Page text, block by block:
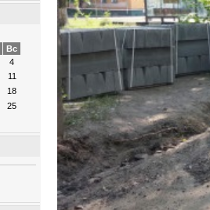
Вс
4
11
18
25